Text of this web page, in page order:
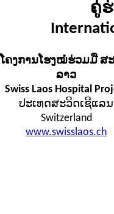
ຄູ່
ໂຄງການໂຮງໝໍຮ່ວມມື ສ
ລາວ
Swiss Laos Hospital
ປະເທດສະວິດເຊີແລນ
Switzerland
www.swisslaos.ch